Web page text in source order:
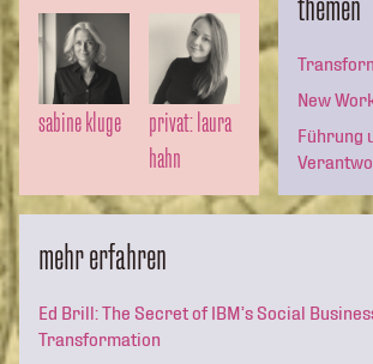
sabine kluge
privat: laura
hahn
themen
New
Führung
mehr erfahren
Ed Brill: The Secret of IBM’s Social
Transformation